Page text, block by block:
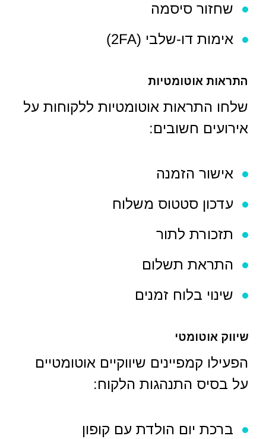
שחזור סיסמה
אימות דו-שלבי (2FA)
התראות אוטומטיות
שלחו התראות אוטומטיות ללקוחות על
אירועים חשובים:
אישור הזמנה
עדכון סטטוס משלוח
תזכורת לתור
התראת תשלום
שינוי בלוח זמנים
שיווק אוטומטי
הפעילו קמפיינים שיווקיים אוטומטיים
על בסיס התנהגות הלקוח:
ברכת יום הולדת עם קופון